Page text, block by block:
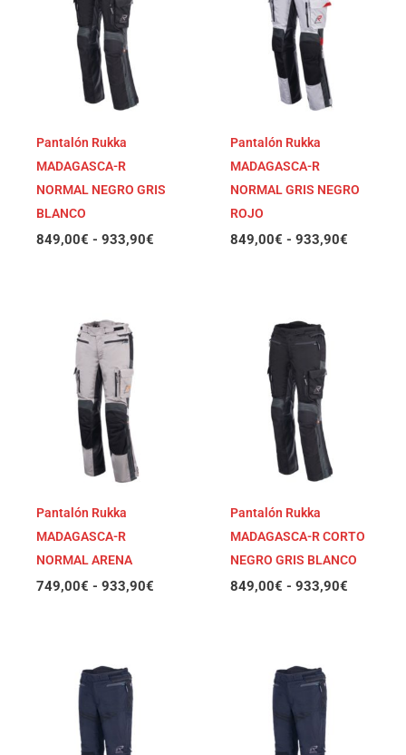
Pantalón Rukka
MADAGASCA-R
NORMAL NEGRO GRIS
BLANCO
849,00€ - 933,90€
Pantalón Rukka
MADAGASCA-R
NORMAL GRIS NEGRO
ROJO
849,00€ - 933,90€
Pantalón Rukka
MADAGASCA-R
NORMAL ARENA
749,00€ - 933,90€
Pantalón Rukka
MADAGASCA-R CORTO
NEGRO GRIS BLANCO
849,00€ - 933,90€